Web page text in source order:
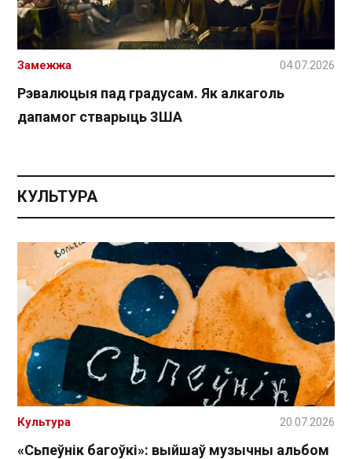
Рэвалюцыя пад градусам. Як алкаголь
дапамог стварыць ЗША
Замежжа 04.07.2026
КУЛЬТУРА
«Сьпеўнік багоўкі»: выйшаў музычны альбом
Культура 20.07.2026